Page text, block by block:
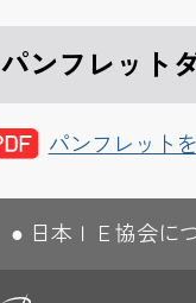
パンフレット
パンフレット
日本ＩＥ協会に